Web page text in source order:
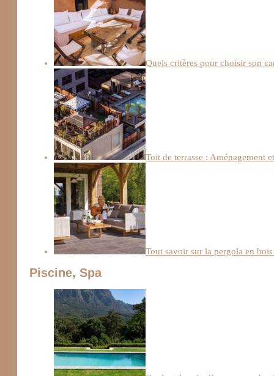
Quels critères pour choisir son
Toit de terrasse : Aménagement
Tout savoir sur la pergola en
Piscine, Spa